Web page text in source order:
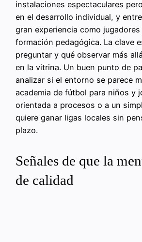
instalaciones espectaculares
en el desarrollo individual, y
gran experiencia como
formación pedagógica. La clave
preguntar y qué observar más
en la vitrina. Un buen punto de
analizar si el entorno se parece
academia de fútbol para niños y
orientada a procesos o a un
quiere ganar ligas locales sin
plazo.
Señales de que la
de calidad